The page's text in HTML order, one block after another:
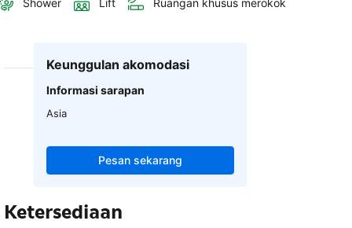
Shower Lift Ruangan khusus merokok
Keunggulan akomodasi
Informasi sarapan
Asia
Pesan sekarang
Ketersediaan